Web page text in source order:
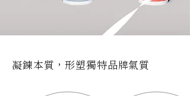
凝鍊本質，形塑獨特品牌氣質